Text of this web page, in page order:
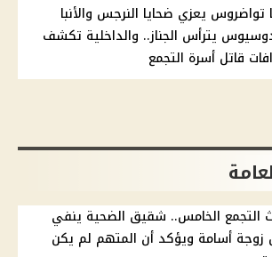
تواضروس يعزي ضحايا النرجس والأنبا
يترأس الجناز.. والداخلية تكشف
قاتل أسرة التجمع
التجمع الخامس.. شقيق الضحية ينفي
زوجة أسامة ويؤكد أن المتهم لم يكن